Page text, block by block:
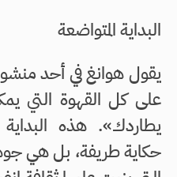
البداية المتواضعة
يقول هوانغ في أحد
على كل القهوة التي
يطاردك». هذه
حكاية طريفة، بل هي